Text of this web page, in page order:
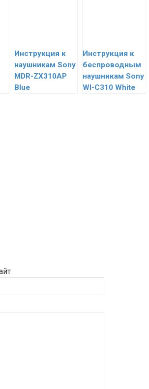
Инструкция к
наушникам Sony
MDR-ZX310AP
Blue
Инструкция к
беспроводным
наушникам Sony
WI-C310 White